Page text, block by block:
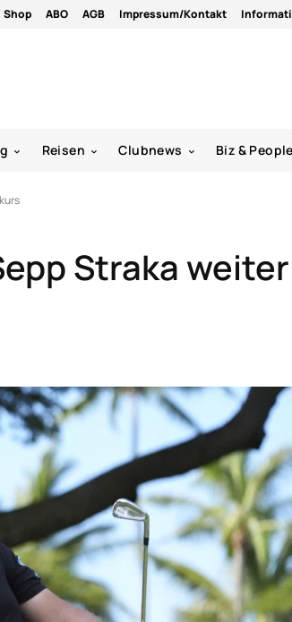
Shop ABO AGB Impressum/Kontakt
Reisen Clubnews Biz & People
Straka weiter